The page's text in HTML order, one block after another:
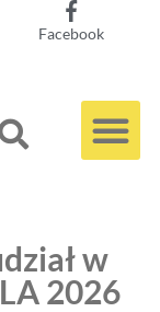
Facebook
w
2026